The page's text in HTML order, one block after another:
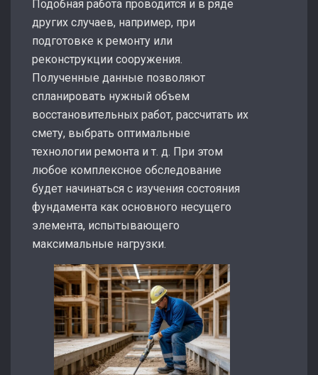
Подобная работа проводится и в ряде
других случаев, например, при
подготовке к ремонту или
реконструкции сооружения.
Полученные данные позволяют
спланировать нужный объем
восстановительных работ, рассчитать их
смету, выбрать оптимальные
технологии ремонта и т. д. При этом
любое комплексное обследование
будет начинаться с изучения состояния
фундамента как основного несущего
элемента, испытывающего
максимальные нагрузки.